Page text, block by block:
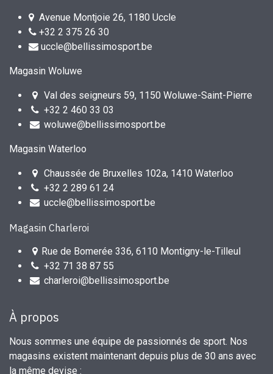
Avenue Montjoie 26, 1180 Uccle
+32 2 375 26 30
uccle@bellissimosport.be
Magasin Woluwe
Val des seigneurs 59, 1150 Woluwe-Saint-Pierre
+32 2 460 33 03
woluwe@bellissimosport.be
Magasin Waterloo
Chaussée de Bruxelles 102a, 1410 Waterloo
+32 2 289 61 24
uccle@bellissimosport.be
Magasin Charleroi
Rue de Bomerée 336, 6110 Montigny-le-Tilleul
+32 71 38 87 55
charleroi@bellissimosport.be
À propos
Nous sommes une équipe de passionnés de sport. Nos
magasins existent maintenant depuis plus de 30 ans avec
la même devise :